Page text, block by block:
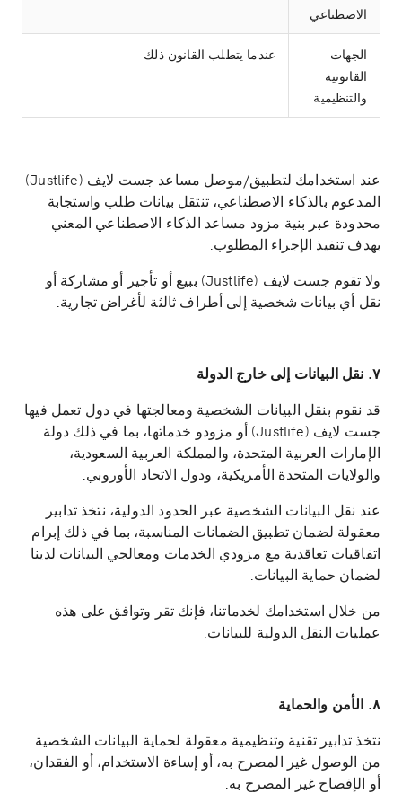
الاصطناعي
الجهات
القانونية
والتنظيمية
عندما يتطلب القانون ذلك
عند استخدامك لتطبيق/موصل مساعد جست لايف (Justlife)
المدعوم بالذكاء الاصطناعي، تنتقل بيانات طلب واستجابة
محدودة عبر بنية مزود مساعد الذكاء الاصطناعي المعني
بهدف تنفيذ الإجراء المطلوب.
ولا تقوم جست لايف (Justlife) ببيع أو تأجير أو مشاركة أو
نقل أي بيانات شخصية إلى أطراف ثالثة لأغراض تجارية.
٧. نقل البيانات إلى خارج الدولة
قد نقوم بنقل البيانات الشخصية ومعالجتها في دول تعمل فيها
جست لايف (Justlife) أو مزودو خدماتها، بما في ذلك دولة
الإمارات العربية المتحدة، والمملكة العربية السعودية،
والولايات المتحدة الأمريكية، ودول الاتحاد الأوروبي.
عند نقل البيانات الشخصية عبر الحدود الدولية، نتخذ تدابير
معقولة لضمان تطبيق الضمانات المناسبة، بما في ذلك إبرام
اتفاقيات تعاقدية مع مزودي الخدمات ومعالجي البيانات لدينا
لضمان حماية البيانات.
من خلال استخدامك لخدماتنا، فإنك تقر وتوافق على هذه
عمليات النقل الدولية للبيانات.
٨. الأمن والحماية
نتخذ تدابير تقنية وتنظيمية معقولة لحماية البيانات الشخصية
من الوصول غير المصرح به، أو إساءة الاستخدام، أو الفقدان،
أو الإفصاح غير المصرح به.